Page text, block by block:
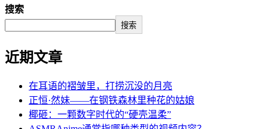
搜索
搜索
近期文章
在耳语的褶皱里，打捞沉没的月亮
正恒·然妹——在钢铁森林里种花的姑娘
椰砸：一颗数字时代的“硬壳温柔”